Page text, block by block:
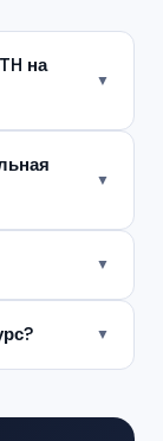
на
▼
▼
▼
▼